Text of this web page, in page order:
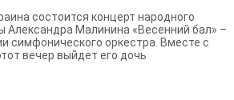
состоится концерт народного
Александра Малинина «Весенний бал» –
симфонического оркестра. Вместе с
вечер выйдет его дочь